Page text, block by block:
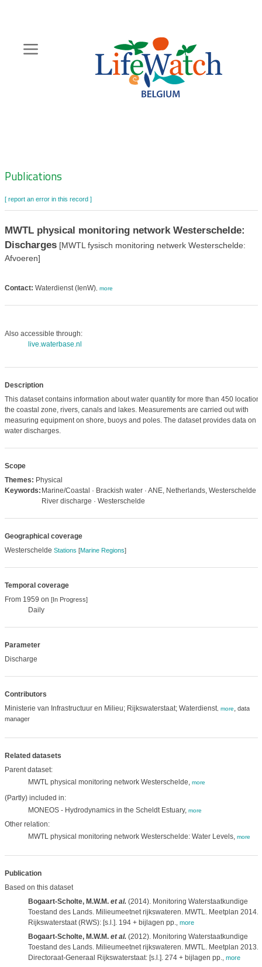
content
Zoeknavigatie
Publications
[ report an error in this record ]
MWTL physical monitoring network Westerschelde:
Discharges[MWTL fysisch monitoring netwerk Westerschelde:
Afvoeren]
Contact: Waterdienst (IenW), more
Also accessible through:
live.waterbase.nl
Description
This dataset contains information about water quantity for more than 450
the coastal zone, rivers, canals and lakes. Measurements are carried out with
measuring equipment on shore, buoys and poles. The dataset provides data on
water discharges.
Scope
Themes: Physical
Keywords: Marine/Coastal · Brackish water · ANE, Netherlands, Westerschelde ·
River discharge · Westerschelde
Geographical coverage
Westerschelde Stations [Marine Regions]
Temporal coverage
From 1959 on [In Progress]
Daily
Parameter
Discharge
Contributors
Ministerie van Infrastructuur en Milieu; Rijkswaterstaat; Waterdienst, more, data
manager
Related datasets
Parent dataset:
MWTL physical monitoring network Westerschelde, more
(Partly) included in:
MONEOS - Hydrodynamics in the Scheldt Estuary, more
Other relation:
MWTL physical monitoring network Westerschelde: Water Levels, more
Publication
Based on this dataset
Bogaart-Scholte, M.W.M. et al.(2014). Monitoring Waterstaatkundige
Toestand des Lands. Milieumeetnet rijkswateren. MWTL. Meetplan 2014.
Rijkswaterstaat (RWS): [s.l.]. 194 + bijlagen pp. more
Bogaart-Scholte, M.W.M. et al.(2012). Monitoring Waterstaatkundige
Toestand des Lands. Milieumeetnet rijkswateren. MWTL. Meetplan 2013.
Directoraat-Generaal Rijkswaterstaat: [s.l.]. 274 + bijlagen pp. more